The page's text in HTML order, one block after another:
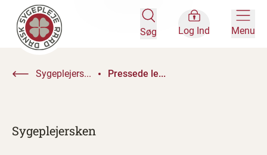
Søg Log Ind Menu
Sygeplejers... Pressede le...
Sygeplejersken